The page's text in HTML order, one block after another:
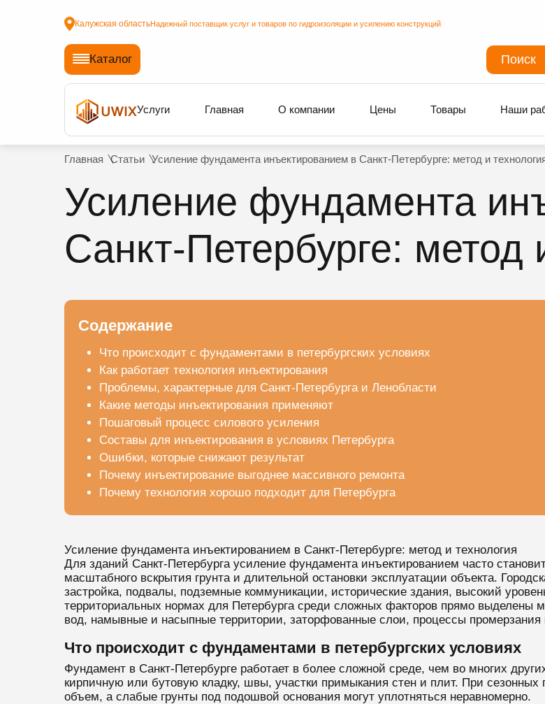
Калужская областьНадежный поставщик услуг и товаров по гидроизоляции и усилению конструкций
Каталог Поиск
Услуги Главная О компании Цены Товары Наши
Главная Статьи Усиление фундамента инъектированием в Санкт-Петербурге: метод и
Усиление фундамента
Санкт-Петербурге: метод
Содержание
Что происходит с фундаментами в петербургских условиях
Как работает технология инъектирования
Проблемы, характерные для Санкт-Петербурга и Ленобласти
Какие методы инъектирования применяют
Пошаговый процесс силового усиления
Составы для инъектирования в условиях Петербурга
Ошибки, которые снижают результат
Почему инъектирование выгоднее массивного ремонта
Почему технология хорошо подходит для Петербурга
Усиление фундамента инъектированием в Санкт-Петербурге: метод и технология
Для зданий Санкт-Петербурга усиление фундамента инъектированием часто
масштабного вскрытия грунта и длительной остановки эксплуатации объекта.
застройка, подвалы, подземные коммуникации, исторические здания, высокий
территориальных нормах для Петербурга среди сложных факторов прямо выделены
вод, намывные и насыпные территории, заторфованные слои, процессы промерзания
Что происходит с фундаментами в петербургских условиях
Фундамент в Санкт-Петербурге работает в более сложной среде, чем во многих
кирпичную или бутовую кладку, швы, участки примыкания стен и плит. При
объем, а слабые грунты под подошвой основания могут уплотняться неравномерно.